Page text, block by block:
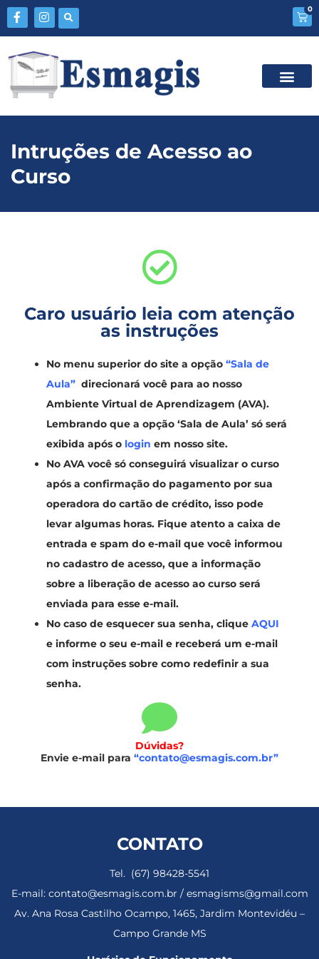
0
Intruções de Acesso ao
Curso
Caro usuário leia com atenção
as instruções
No menu superior do site a opção “Sala de
Aula” direcionará você para ao nosso
Ambiente Virtual de Aprendizagem (AVA).
Lembrando que a opção ‘Sala de Aula’ só será
exibida após o login em nosso site.
No AVA você só conseguirá visualizar o curso
após a confirmação do pagamento por sua
operadora do cartão de crédito, isso pode
levar algumas horas. Fique atento a caixa de
entrada e spam do e-mail que você informou
no cadastro de acesso, que a informação
sobre a liberação de acesso ao curso será
enviada para esse e-mail.
No caso de esquecer sua senha, clique AQUI
e informe o seu e-mail e receberá um e-mail
com instruções sobre como redefinir a sua
senha.
Dúvidas?
Envie e-mail para “contato@esmagis.com.br”
CONTATO
Tel. (67) 98428-5541
E-mail: contato@esmagis.com.br / esmagisms@gmail.com
Av. Ana Rosa Castilho Ocampo, 1465, Jardim Montevidéu –
Campo Grande MS